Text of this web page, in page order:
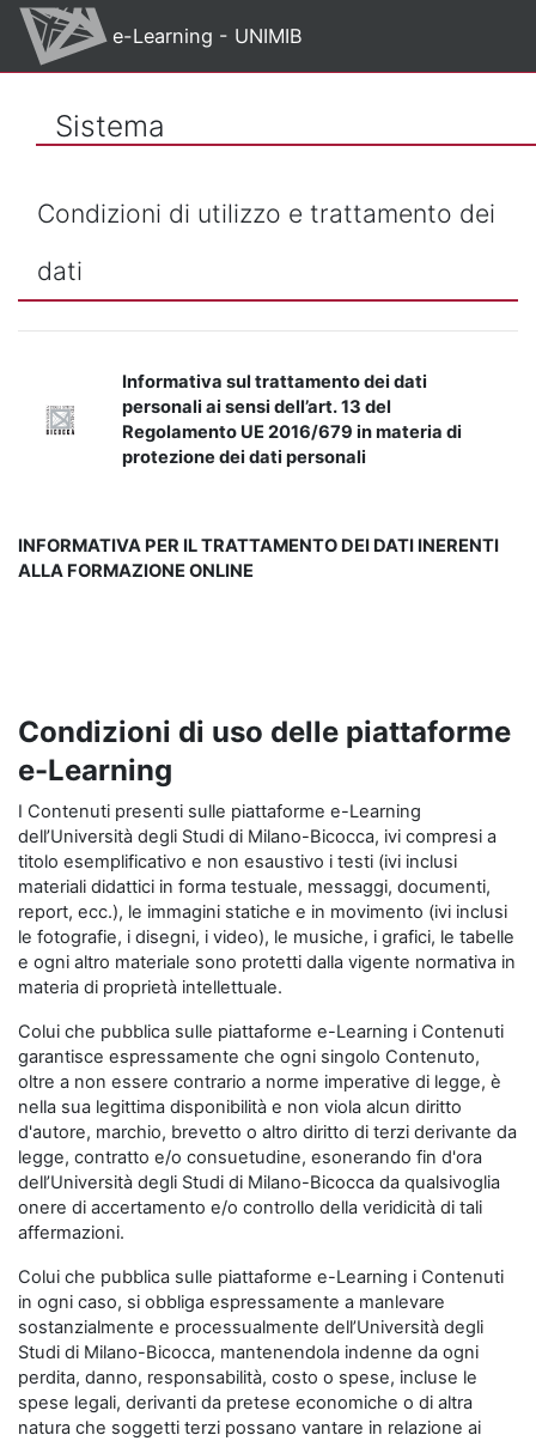
Vai al contenuto principale
e-Learning - UNIMIB
Sistema
Condizioni di utilizzo e trattamento dei
dati
Informativa sul trattamento dei dati
personali ai sensi dell’art. 13 del
Regolamento UE 2016/679 in materia di
protezione dei dati personali
INFORMATIVA PER IL TRATTAMENTO DEI DATI INERENTI
ALLA FORMAZIONE ONLINE
Condizioni di uso delle piattaforme
e-Learning
I Contenuti presenti sulle piattaforme e-Learning
dell’Università degli Studi di Milano-Bicocca, ivi compresi a
titolo esemplificativo e non esaustivo i testi (ivi inclusi
materiali didattici in forma testuale, messaggi, documenti,
report, ecc.), le immagini statiche e in movimento (ivi inclusi
le fotografie, i disegni, i video), le musiche, i grafici, le tabelle
e ogni altro materiale sono protetti dalla vigente normativa in
materia di proprietà intellettuale.
Colui che pubblica sulle piattaforme e-Learning i Contenuti
garantisce espressamente che ogni singolo Contenuto,
oltre a non essere contrario a norme imperative di legge, è
nella sua legittima disponibilità e non viola alcun diritto
d'autore, marchio, brevetto o altro diritto di terzi derivante da
legge, contratto e/o consuetudine, esonerando fin d'ora
dell’Università degli Studi di Milano-Bicocca da qualsivoglia
onere di accertamento e/o controllo della veridicità di tali
affermazioni.
Colui che pubblica sulle piattaforme e-Learning i Contenuti
in ogni caso, si obbliga espressamente a manlevare
sostanzialmente e processualmente dell’Università degli
Studi di Milano-Bicocca, mantenendola indenne da ogni
perdita, danno, responsabilità, costo o spese, incluse le
spese legali, derivanti da pretese economiche o di altra
natura che soggetti terzi possano vantare in relazione ai